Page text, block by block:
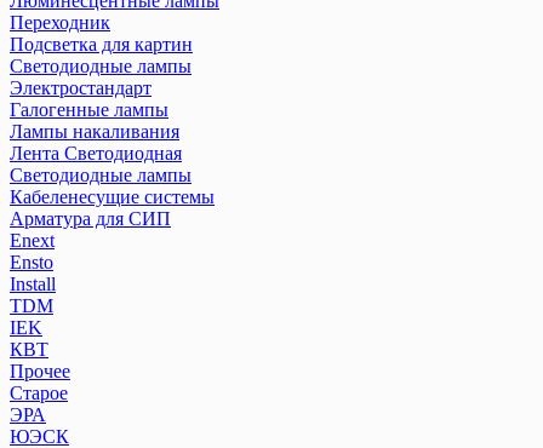
Переходник
Подсветка для картин
Светодиодные лампы
Электростандарт
Галогенные лампы
Лампы накаливания
Лента Светодиодная
Светодиодные лампы
Кабеленесущие системы
Арматура для СИП
Enext
Ensto
Install
TDM
IEK
КВТ
Прочее
Старое
ЭРА
ЮЭСК